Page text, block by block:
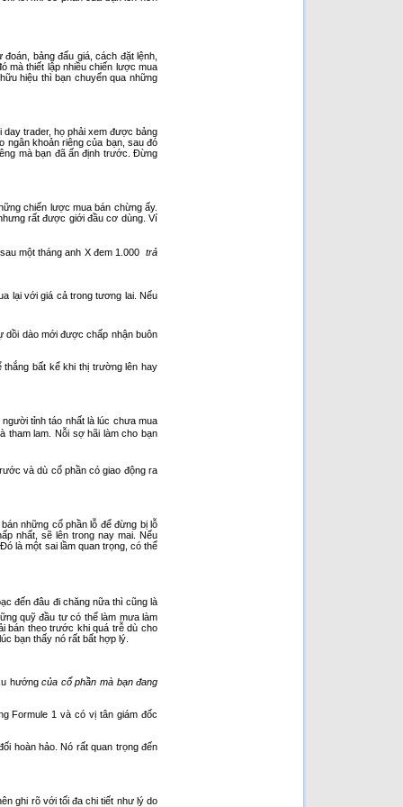
bảng đấu giá, cách đặt lệnh,
mà thiết lập nhiều chiến lược mua
hiệu thì bạn chuyển qua những
trader, họ phải xem được bảng
ngân khoản riêng của bạn, sau đó
mà bạn đã ấn định trước. Đừng
chiến lược mua bán chừng ấy.
rất được giới đầu cơ dùng. Ví
một tháng anh X đem 1.000 trả
lại với giá cả trong tương lai. Nếu
dồi dào mới được chấp nhận buôn
bất kể khi thị trường lên hay
tỉnh táo nhất là lúc chưa mua
tham lam. Nỗi sợ hãi làm cho bạn
và dù cổ phần có giao động ra
những cổ phần lỗ để đừng bị lỗ
nhất, sẽ lên trong nay mai. Nếu
là một sai lầm quan trọng, có thể
đến đâu đi chăng nữa thì cũng là
quỹ đầu tư có thể làm mưa làm
bán theo trước khi quá trễ dù cho
bạn thấy nó rất bất hợp lý.
hướngcủa cổ phần mà bạn đang
Formule 1 và có vị tân giám đốc
hoàn hảo. Nó rất quan trọng đến
ghi rõ với tối đa chi tiết như lý do